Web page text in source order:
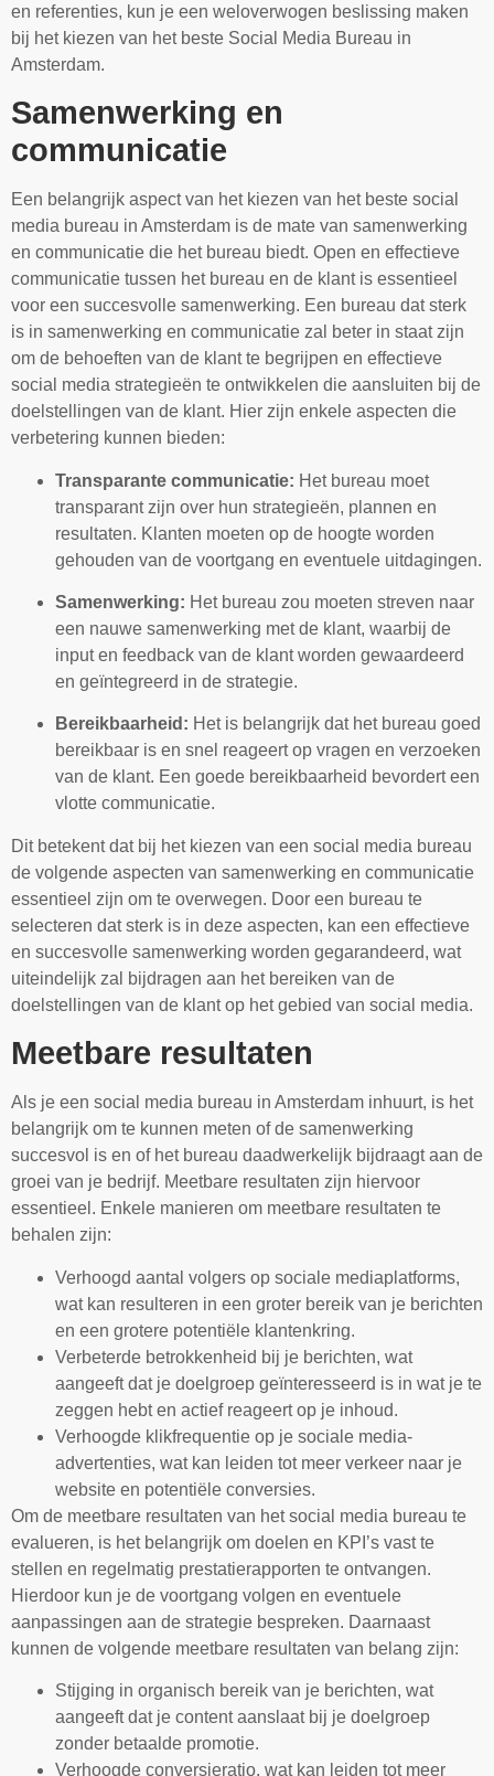
en referenties, kun je een weloverwogen beslissing maken
bij het kiezen van het beste Social Media Bureau in
Amsterdam.
Samenwerking en
communicatie
Een belangrijk aspect van het kiezen van het beste social
media bureau in Amsterdam is de mate van samenwerking
en communicatie die het bureau biedt. Open en effectieve
communicatie tussen het bureau en de klant is essentieel
voor een succesvolle samenwerking. Een bureau dat sterk
is in samenwerking en communicatie zal beter in staat zijn
om de behoeften van de klant te begrijpen en effectieve
social media strategieën te ontwikkelen die aansluiten bij de
doelstellingen van de klant. Hier zijn enkele aspecten die
verbetering kunnen bieden:
Transparante communicatie: Het bureau moet
transparant zijn over hun strategieën, plannen en
resultaten. Klanten moeten op de hoogte worden
gehouden van de voortgang en eventuele uitdagingen.
Samenwerking: Het bureau zou moeten streven naar
een nauwe samenwerking met de klant, waarbij de
input en feedback van de klant worden gewaardeerd
en geïntegreerd in de strategie.
Bereikbaarheid: Het is belangrijk dat het bureau goed
bereikbaar is en snel reageert op vragen en verzoeken
van de klant. Een goede bereikbaarheid bevordert een
vlotte communicatie.
Dit betekent dat bij het kiezen van een social media bureau
de volgende aspecten van samenwerking en communicatie
essentieel zijn om te overwegen. Door een bureau te
selecteren dat sterk is in deze aspecten, kan een effectieve
en succesvolle samenwerking worden gegarandeerd, wat
uiteindelijk zal bijdragen aan het bereiken van de
doelstellingen van de klant op het gebied van social media.
Meetbare resultaten
Als je een social media bureau in Amsterdam inhuurt, is het
belangrijk om te kunnen meten of de samenwerking
succesvol is en of het bureau daadwerkelijk bijdraagt aan de
groei van je bedrijf. Meetbare resultaten zijn hiervoor
essentieel. Enkele manieren om meetbare resultaten te
behalen zijn:
Verhoogd aantal volgers op sociale mediaplatforms,
wat kan resulteren in een groter bereik van je berichten
en een grotere potentiële klantenkring.
Verbeterde betrokkenheid bij je berichten, wat
aangeeft dat je doelgroep geïnteresseerd is in wat je te
zeggen hebt en actief reageert op je inhoud.
Verhoogde klikfrequentie op je sociale media-
advertenties, wat kan leiden tot meer verkeer naar je
website en potentiële conversies.
Om de meetbare resultaten van het social media bureau te
evalueren, is het belangrijk om doelen en KPI’s vast te
stellen en regelmatig prestatierapporten te ontvangen.
Hierdoor kun je de voortgang volgen en eventuele
aanpassingen aan de strategie bespreken. Daarnaast
kunnen de volgende meetbare resultaten van belang zijn:
Stijging in organisch bereik van je berichten, wat
aangeeft dat je content aanslaat bij je doelgroep
zonder betaalde promotie.
Verhoogde conversieratio, wat kan leiden tot meer